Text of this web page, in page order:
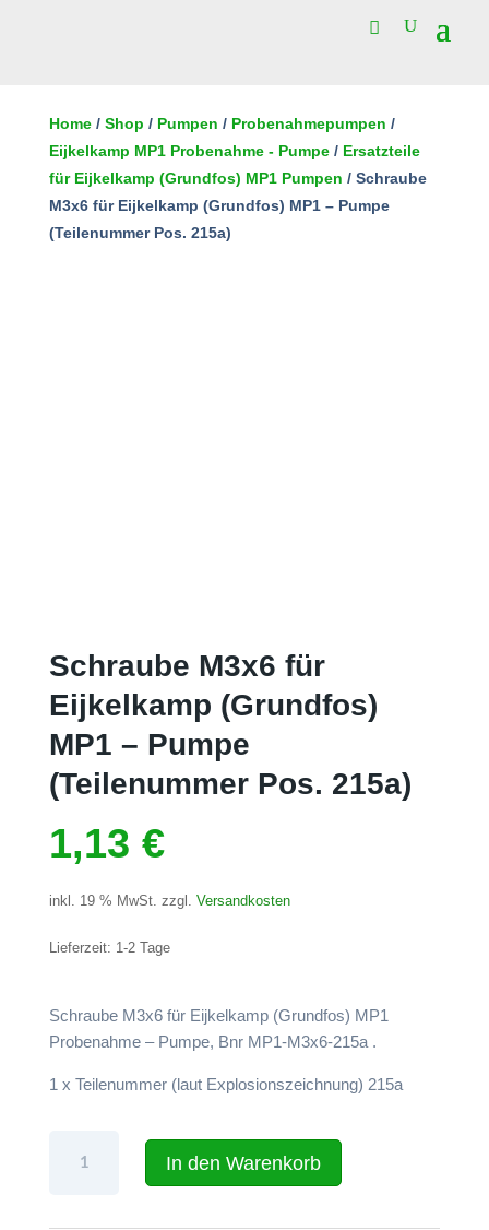
Eijkelkamp
(Grundfos)
In den Warenkorb
Home/ Shop / Pumpen / Probenahmepumpen /
Eijkelkamp MP1 Probenahme - Pumpe/ Ersatzteile
für Eijkelkamp (Grundfos) MP1 Pumpen / Schraube
M3x6 für Eijkelkamp (Grundfos) MP1 – Pumpe
(Teilenummer Pos. 215a)
Schraube M3x6 für
Eijkelkamp (Grundfos)
MP1 – Pumpe
(Teilenummer Pos. 215a)
1,13 €
inkl. 19 % MwSt. zzgl. Versandkosten
Lieferzeit: 1-2 Tage
Schraube M3x6 für Eijkelkamp (Grundfos) MP1
Probenahme – Pumpe, Bnr MP1-M3x6-215a .
1 x Teilenummer (laut Explosionszeichnung) 215a
M3x6
In den Warenkorb